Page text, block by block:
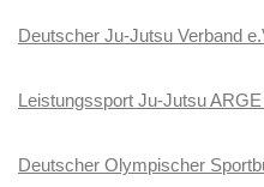
Deutscher Ju-Jutsu Verband
Leistungssport Ju-Jutsu
Deutscher Olympischer